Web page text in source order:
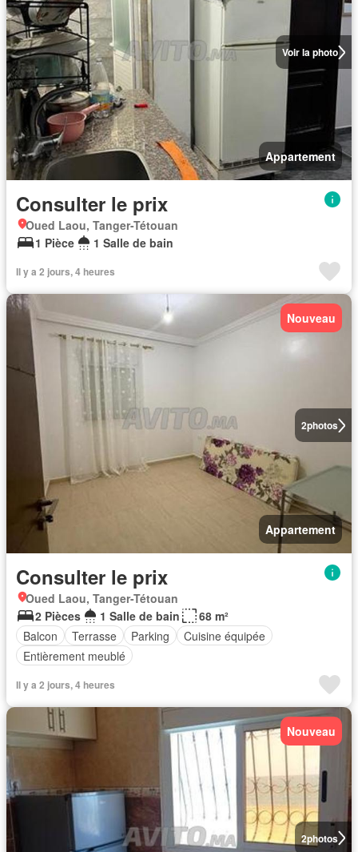
Voir la photo
Appartement
Consulter le prix
Oued Laou, Tanger-Tétouan
1 Pièce
1 Salle de bain
Il y a 2 jours, 4 heures
2photos
Nouveau
Appartement
Consulter le prix
Oued Laou, Tanger-Tétouan
2 Pièces
1 Salle de bain
68 m²
Balcon
Terrasse Parking
Cuisine équipée
Entièrement meublé
Il y a 2 jours, 4 heures
2photos
Nouveau